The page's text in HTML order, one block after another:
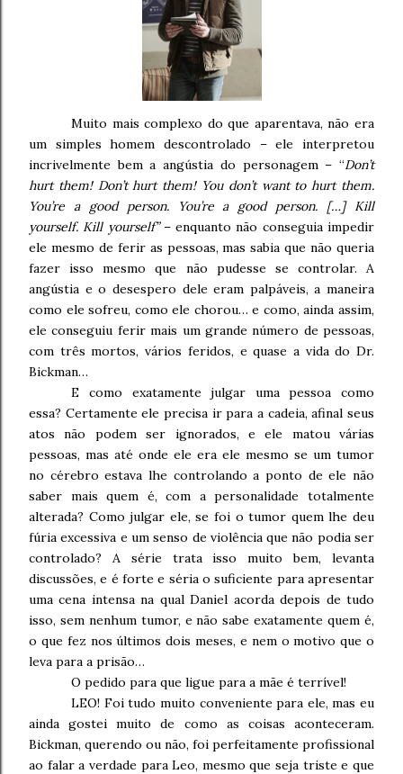
Muito mais complexo do que aparentava, não era
um simples homem descontrolado – ele interpretou
incrivelmente bem a angústia do personagem – “Don’t
hurt them! Don’t hurt them! You don’t want to hurt them.
You’re a good person.
You’re a good person. […] Kill
yourself. Kill yourself”– enquanto não conseguia impedir
ele mesmo de ferir as pessoas, mas sabia que não queria
fazer isso mesmo que não pudesse se controlar. A
angústia e o desespero dele eram palpáveis, a maneira
como ele sofreu, como ele chorou… e como, ainda assim,
ele conseguiu ferir mais um grande número de pessoas,
com três mortos, vários feridos, e quase a vida do Dr.
Bickman…
E como exatamente julgar uma pessoa como
essa? Certamente ele precisa ir para a cadeia, afinal seus
atos não podem ser ignorados, e ele matou várias
pessoas, mas até onde ele era ele mesmo se um tumor
no cérebro estava lhe controlando a ponto de ele não
saber mais quem é, com a personalidade totalmente
alterada? Como julgar ele, se foi o tumor quem lhe deu
fúria excessiva e um senso de violência que não podia ser
controlado? A série trata isso muito bem, levanta
discussões, e é forte e séria o suficiente para apresentar
uma cena intensa na qual Daniel acorda depois de tudo
isso, sem nenhum tumor, e não sabe exatamente quem é,
o que fez nos últimos dois meses, e nem o motivo que o
leva para a prisão…
O pedido para que ligue para a mãe é terrível!
LEO! Foi tudo muito conveniente para ele, mas eu
ainda gostei muito de como as coisas aconteceram.
Bickman, querendo ou não, foi perfeitamente profissional
ao falar a verdade para Leo, mesmo que seja triste e que